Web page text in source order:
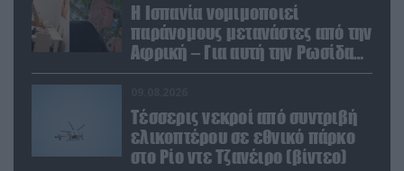
Η Ισπανία νομιμοποιεί
παράνομους μετανάστες από την
Αφρική – Για αυτή την Ρωσίδα
όμως επέλεξαν την απέλαση
Τέσσερις νεκροί από συντριβή
ελικοπτέρου σε εθνικό πάρκο
στο Ρίο ντε Τζανέιρο (βίντεο)